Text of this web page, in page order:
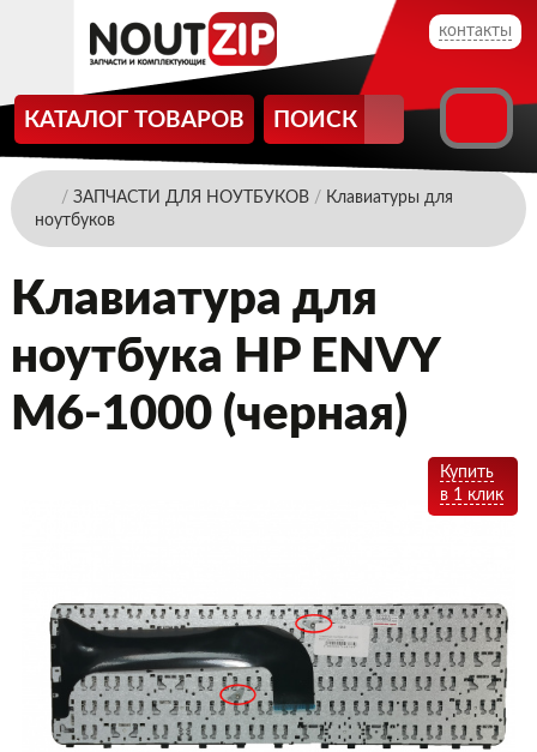
контакты
КАТАЛОГ ТОВАРОВ ПОИСК
/ ЗАПЧАСТИ ДЛЯ НОУТБУКОВ/ Клавиатуры для
ноутбуков
Клавиатура для
ноутбука HP ENVY
M6-1000 (черная)
Купить
в 1 клик